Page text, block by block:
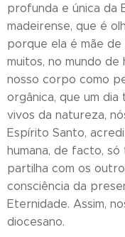
profunda e única da
madeirense, que é
porque ela é mãe
muitos, no mundo de
nosso corpo como
orgânica, que um
vivos da natureza,
Espírito Santo,
humana, de facto,
partilha com os
consciência da
Eternidade. Assim,
diocesano.